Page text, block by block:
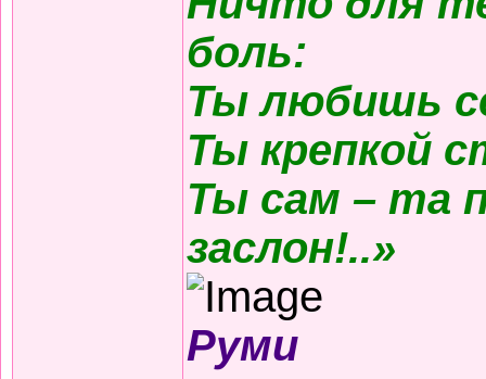
боль:
Ты любишь
Ты крепкой
Ты сам – та
заслон!..»
Руми